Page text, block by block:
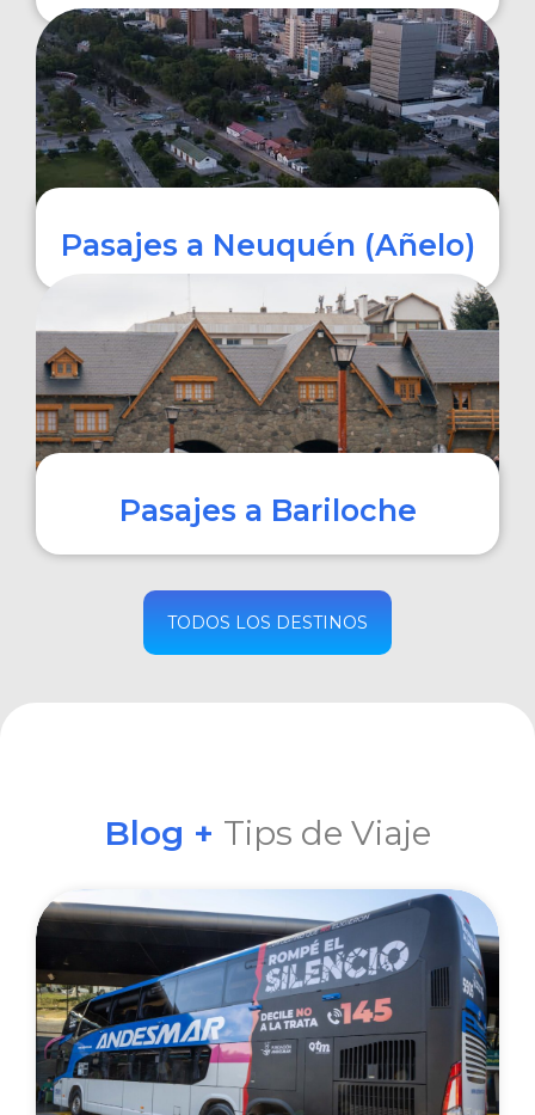
COMPRAR
Pasajes a Neuquén (Añelo)
COMPRAR
Pasajes a Bariloche
COMPRAR
TODOS LOS DESTINOS
Blog + Tips de Viaje